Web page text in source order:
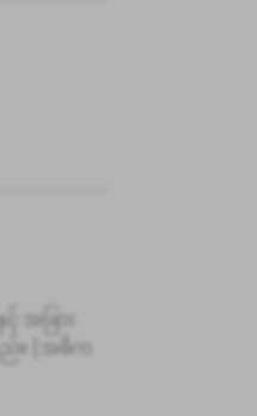
အခြား
။ [အဓိက